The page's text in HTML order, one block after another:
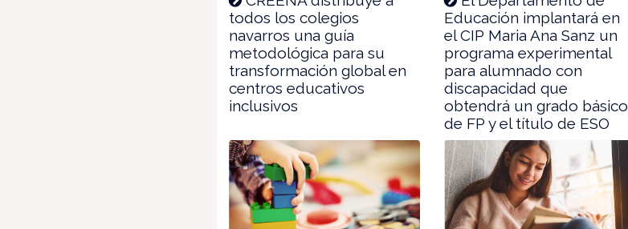
todos los colegios
navarros una guía
metodológica para su
transformación global en
centros educativos
inclusivos
Educación implantará en
el CIP Maria Ana Sanz un
programa experimental
para alumnado con
discapacidad que
obtendrá un grado básico
de FP y el título de ESO